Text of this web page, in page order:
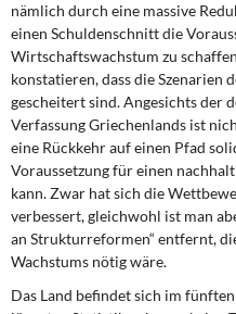
Memo-Gruppe
Institut Solidarische
Rosa-Luxemburg-
Über mich
Kontakt
nämlich durch eine massive
einen Schuldenschnitt die
Wirtschaftswachstum zu
konstatieren, dass die Szenarien
gescheitert sind. Angesichts der
Verfassung Griechenlands ist
eine Rückkehr auf einen Pfad
Voraussetzung für einen
kann. Zwar hat sich die
verbessert, gleichwohl ist man
an Strukturreformen“ entfernt,
Wachstums nötig wäre.
Das Land befindet sich im